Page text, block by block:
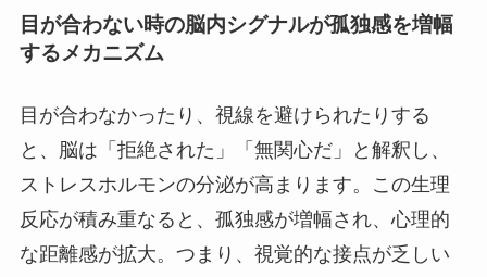
目が合わない時の脳内シグナルが孤独感を増幅
するメカニズム
目が合わなかったり、視線を避けられたりする
と、脳は「拒絶された」「無関心だ」と解釈し、
ストレスホルモンの分泌が高まります。この生理
反応が積み重なると、孤独感が増幅され、心理的
な距離感が拡大。つまり、視覚的な接点が乏しい